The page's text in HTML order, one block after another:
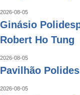
2026-08-05
Ginásio
Robert Ho Tung
2026-08-05
Pavilhão
2026-08-05